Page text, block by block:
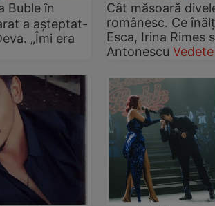
Buble în
a așteptat-
„Îmi era
Cât măsoară
românesc. Ce
Esca, Irina Rimes
Antonescu